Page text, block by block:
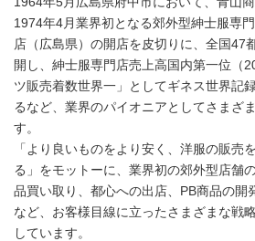
1974年4月業界初となる郊外型紳士服専
店（広島県）の開店を皮切りに、全国47
開し、紳士服専門店売上高国内第一位（
ツ販売着数世界一」としてギネス世界記
るなど、業界のパイオニアとしてさまざ
す。
「より良いものをより安く、洋服の販売
る」をモットーに、業界初の郊外型店舗
品買い取り、都心への出店、PB商品の開
など、お客様目線に立ったさまざまな戦
しています。